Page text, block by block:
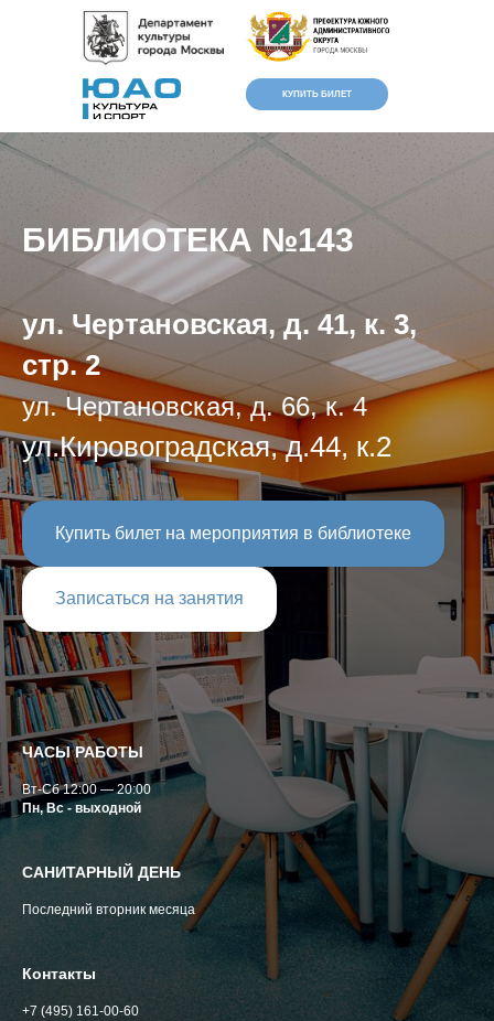
Версия для
слабовидящих
КУПИТЬ БИЛЕТ
БИБЛИОТЕКА №143
ул. Чертановская, д. 41, к. 3,
стр. 2
ул. Чертановская, д. 66, к. 4
ул.Кировоградская, д.44, к.2
Купить билет на мероприятия в библиотеке
Записаться на занятия
ЧАСЫ РАБОТЫ
Вт-Сб 12:00 — 20:00
Пн, Вс - выходной
САНИТАРНЫЙ ДЕНЬ
Последний вторник месяца
Контакты
+7 (495) 161-00-60